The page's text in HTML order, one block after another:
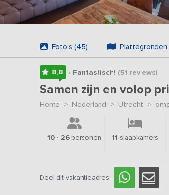
Foto's (45) Plattegronden
8,8 • Fantastisch! (51 reviews)
Samen zijn en volop
Home > Nederland > Utrecht >
10 - 26 personen 11 slaapkamers
Deel dit vakantieadres: